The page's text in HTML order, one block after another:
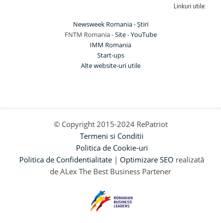
Linkuri utile:
Newsweek Romania - Știri
FNTM Romania -Site-YouTube
IMM Romania
Start-ups
Alte website-uri utile
© Copyright 2015-2024 RePatriot
Termeni si Conditii
Politica de Cookie-uri
Politica de Confidentialitate | Optimizare SEO realizată
de ALex The Best Business Partener